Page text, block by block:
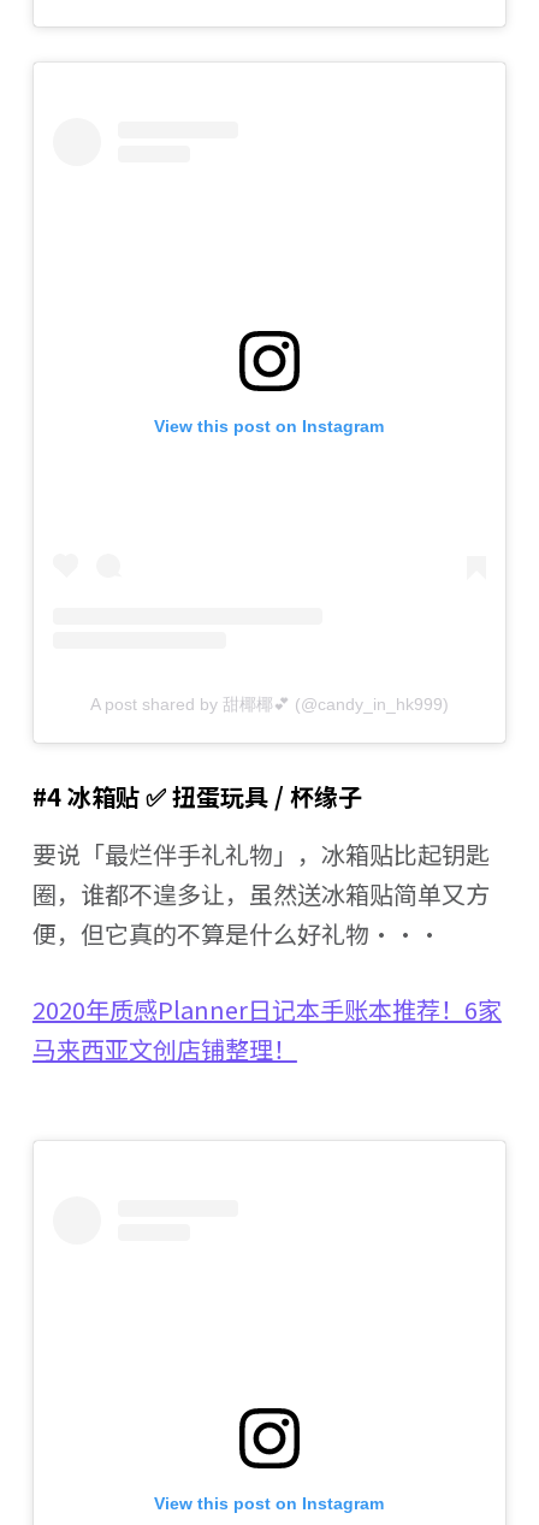
View this post on Instagram
A post shared by 甜椰椰💕 (@candy_in_hk999)
#4 冰箱贴 ✅ 扭蛋玩具 / 杯缘子
要说「最烂伴手礼礼物」，冰箱贴比起钥匙
圈，谁都不遑多让，虽然送冰箱贴简单又方
便，但它真的不算是什么好礼物···
2020年质感Planner日记本手账本推荐！6家
马来西亚文创店铺整理！
View this post on Instagram